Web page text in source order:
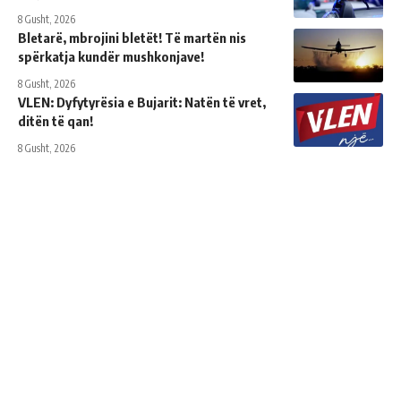
8 Gusht, 2026
Bletarë, mbrojini bletët! Të martën nis
spërkatja kundër mushkonjave!
8 Gusht, 2026
VLEN: Dyfytyrësia e Bujarit: Natën të vret,
ditën të qan!
8 Gusht, 2026